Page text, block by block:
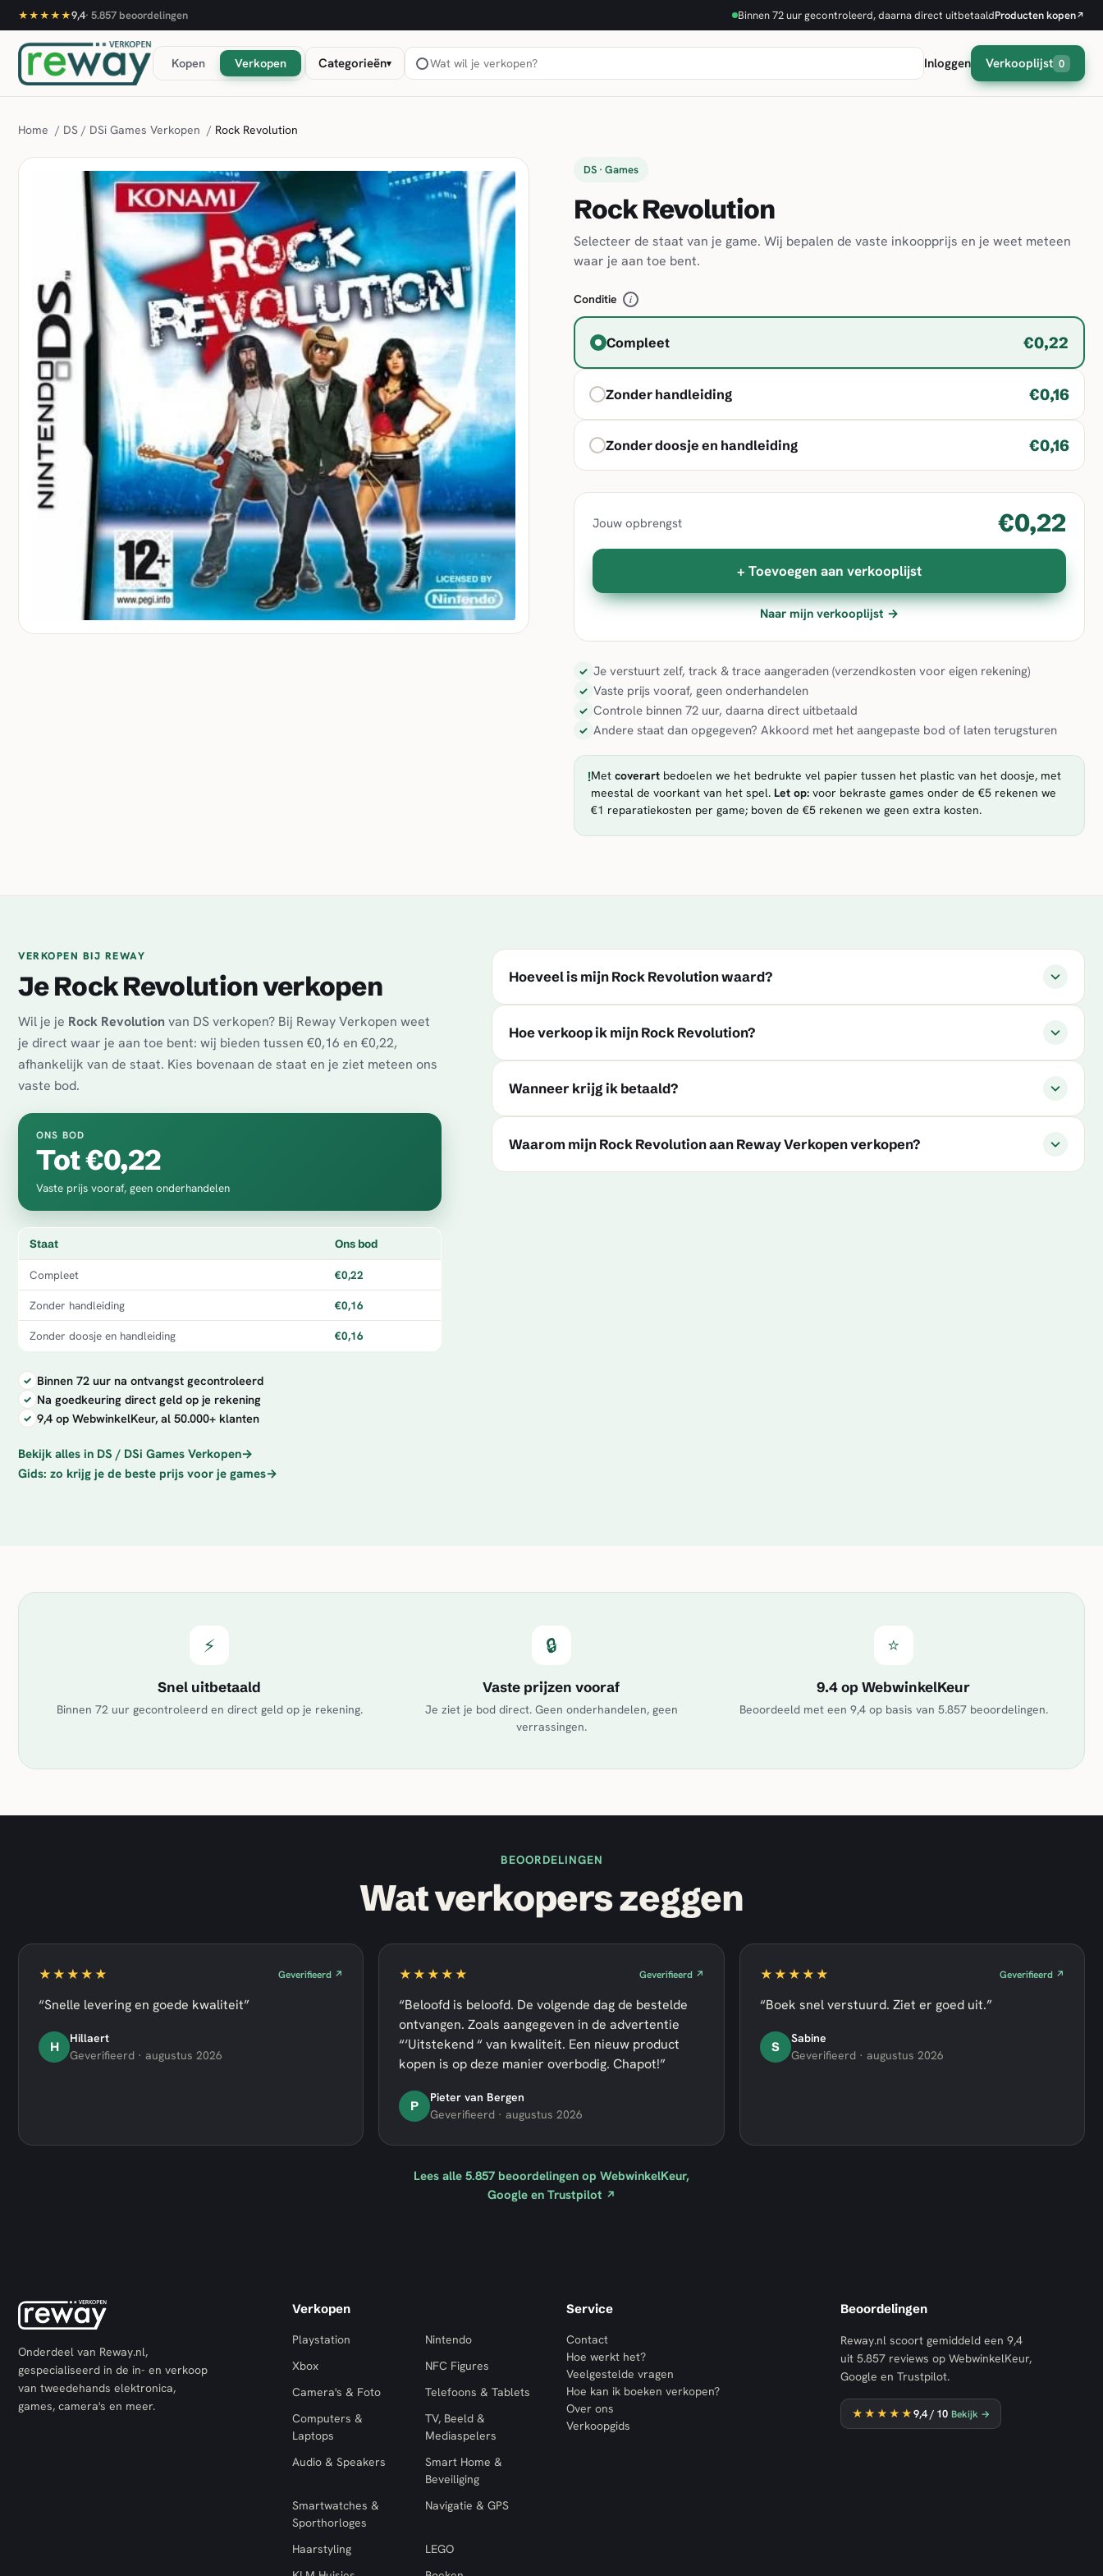
★★★★★9,4· 5.857 beoordelingen Binnen 72 uur gecontroleerd, daarna direct uitbetaaldProducten kopen↗
Kopen Verkopen Categorieën▾ Inloggen Verkooplijst 0
Home / DS / DSi Games Verkopen / Rock Revolution
DS · Games
Rock Revolution
Selecteer de staat van je game. Wij bepalen de vaste inkoopprijs en je weet meteen
waar je aan toe bent.
Conditie i
Compleet €0,22
Zonder handleiding €0,16
Zonder doosje en handleiding €0,16
Jouw opbrengst €0,22
+ Toevoegen aan verkooplijst
Naar mijn verkooplijst →
✓ Je verstuurt zelf, track & trace aangeraden (verzendkosten voor eigen rekening)
✓ Vaste prijs vooraf, geen onderhandelen
✓ Controle binnen 72 uur, daarna direct uitbetaald
✓ Andere staat dan opgegeven? Akkoord met het aangepaste bod of laten terugsturen
!Met coverartbedoelen we het bedrukte vel papier tussen het plastic van het doosje, met
meestal de voorkant van het spel. Let op:voor bekraste games onder de €5 rekenen we
€1 reparatiekosten per game; boven de €5 rekenen we geen extra kosten.
VERKOPEN BIJ REWAY
Je Rock Revolution verkopen
Wil je je Rock Revolution van DS verkopen? Bij Reway Verkopen weet
je direct waar je aan toe bent: wij bieden tussen €0,16 en €0,22,
afhankelijk van de staat. Kies bovenaan de staat en je ziet meteen ons
vaste bod.
ONS BOD
Tot €0,22
Vaste prijs vooraf, geen onderhandelen
Staat Ons bod
Compleet €0,22
Zonder handleiding €0,16
Zonder doosje en handleiding €0,16
Binnen 72 uur na ontvangst gecontroleerd
Na goedkeuring direct geld op je rekening
9,4 op WebwinkelKeur, al 50.000+ klanten
Bekijk alles in DS / DSi Games Verkopen→
Gids: zo krijg je de beste prijs voor je games→
Hoeveel is mijn Rock Revolution waard?
Hoe verkoop ik mijn Rock Revolution?
Wanneer krijg ik betaald?
Waarom mijn Rock Revolution aan Reway Verkopen verkopen?
⚡
Snel uitbetaald
Binnen 72 uur gecontroleerd en direct geld op je rekening.
🔒
Vaste prijzen vooraf
Je ziet je bod direct. Geen onderhandelen, geen
verrassingen.
⭐
9.4 op WebwinkelKeur
Beoordeeld met een 9,4op basis van 5.857beoordelingen.
BEOORDELINGEN
Wat verkopers zeggen
★★★★★ Geverifieerd ↗
“Snelle levering en goede kwaliteit”
H
Hillaert
Geverifieerd · augustus 2026
★★★★★ Geverifieerd ↗
“Beloofd is beloofd. De volgende dag de bestelde
ontvangen. Zoals aangegeven in de advertentie
“‘Uitstekend “ van kwaliteit. Een nieuw product
kopen is op deze manier overbodig. Chapot!”
P
Pieter van Bergen
Geverifieerd · augustus 2026
★★★★★ Geverifieerd ↗
“Boek snel verstuurd. Ziet er goed uit.”
S
Sabine
Geverifieerd · augustus 2026
Lees alle 5.857 beoordelingen op WebwinkelKeur,
Google en Trustpilot ↗
Onderdeel van Reway.nl,
gespecialiseerd in de in- en verkoop
van tweedehands elektronica,
games, camera's en meer.
Verkopen
Playstation
Nintendo
Xbox
NFC Figures
Camera's & Foto
Telefoons & Tablets
Computers &
Laptops
TV, Beeld &
Mediaspelers
Audio & Speakers
Smart Home &
Beveiliging
Smartwatches &
Sporthorloges
Navigatie & GPS
Haarstyling
LEGO
Service
Contact
Hoe werkt het?
Veelgestelde vragen
Hoe kan ik boeken verkopen?
Over ons
Verkoopgids
Beoordelingen
Reway.nl scoort gemiddeld een 9,4
uit 5.857 reviews op WebwinkelKeur,
Google en Trustpilot.
★★★★★9,4/ 10 Bekijk →